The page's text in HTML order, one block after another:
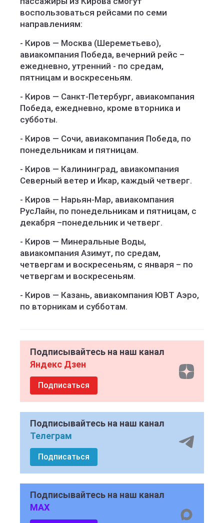
воспользоваться рейсами по семи
направлениям:
- Киров — Москва (Шереметьево),
авиакомпания Победа, вечерний рейс –
ежедневно, утренний - по средам,
пятницам и воскресеньям.
- Киров — Санкт-Петербург, авиакомпания
Победа, ежедневно, кроме вторника и
субботы.
- Киров — Сочи, авиакомпания Победа, по
понедельникам и пятницам.
- Киров — Калининград, авиакомпания
Северный ветер и Икар, каждый четверг.
- Киров — Нарьян-Мар, авиакомпания
РусЛайн, по понедельникам и пятницам, с
декабря –понедельник и четверг.
- Киров — Минеральные Воды,
авиакомпания Азимут, по средам,
четвергам и воскресеньям, с января – по
четвергам и воскресеньям.
- Киров — Казань, авиакомпания ЮВТ Аэро,
по вторникам и субботам.
Подписывайтесь на наш канал
Яндекс Дзен
Подписаться
Подписывайтесь на наш канал
Телеграм
Подписаться
Подписывайтесь на наш канал
MAX